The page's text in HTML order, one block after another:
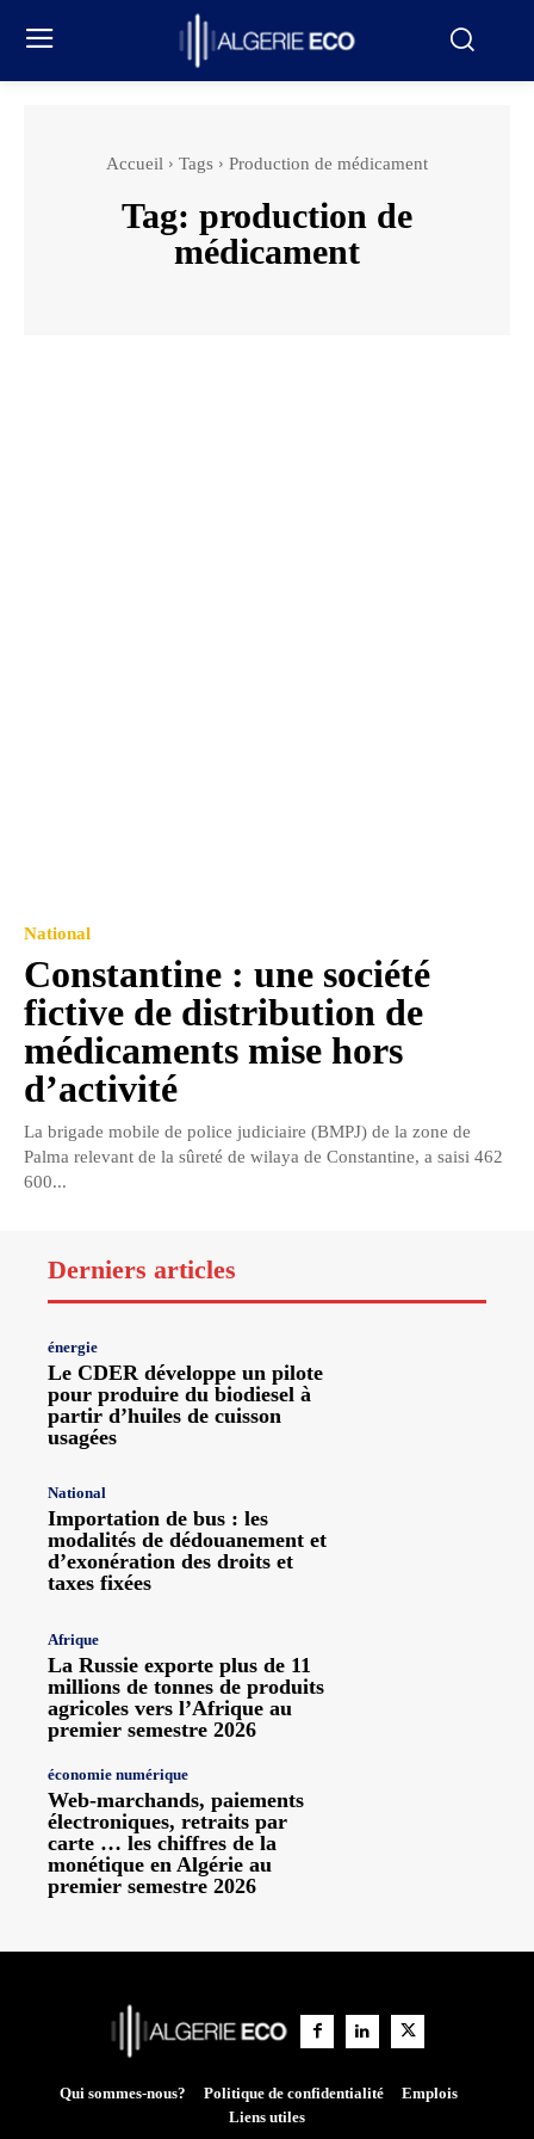
Accueil Tags Production de médicament
Tag: production de
médicament
National
Constantine : une société
fictive de distribution de
médicaments mise hors
d’activité
La brigade mobile de police judiciaire (BMPJ) de la zone de
Palma relevant de la sûreté de wilaya de Constantine, a saisi 462
600...
Derniers articles
énergie
Le CDER développe un pilote
pour produire du biodiesel à
partir d’huiles de cuisson
usagées
National
Importation de bus : les
modalités de dédouanement et
d’exonération des droits et
taxes fixées
Afrique
La Russie exporte plus de 11
millions de tonnes de produits
agricoles vers l’Afrique au
premier semestre 2026
économie numérique
Web-marchands, paiements
électroniques, retraits par
carte … les chiffres de la
monétique en Algérie au
premier semestre 2026
Qui sommes-nous? Politique de confidentialité
Emplois
Liens utiles